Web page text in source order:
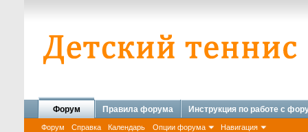
Форум
Форум Справка Календарь Опции форума Навигация
Правила форума Инструкция по работе с